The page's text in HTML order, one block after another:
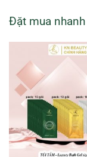
Đặt mua nhanh